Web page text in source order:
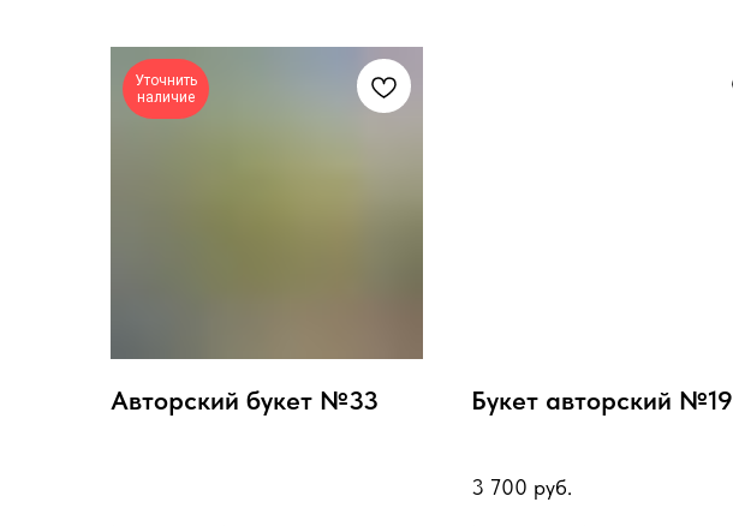
Уточнить
наличие
Авторский букет №33 Букет авторский №19
3 700 руб.